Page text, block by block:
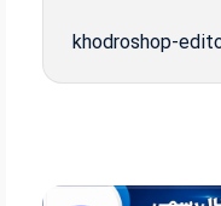
khodroshop-